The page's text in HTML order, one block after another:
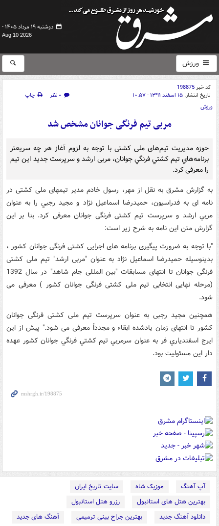
دوشنبه ۱۹ مرداد ۱۴۰۵ -
Aug 10 2026
ورزش
کد خبر198875
تاریخ انتشار: ۱۵ اسفند ۱۳۹۱ - ۱۰:۵۷ ۰ نظر
چاپ
ورزش
مربی تیم فرنگی‌ جوانان مشخص شد
حوزه مدیریت تیم‌های ملی کشتی با توجه به لزوم آغاز هر چه سريعتر
برنامه‌هاي تيم كشتي فرنگي جوانان،‌ مربی ارشد و سرپرست جديد اين تیم
را معرفی كرد.
به گزارش مشرق به نقل از مهر، رسول خادم مدیر تیمهای ملی کشتی در
نامه ای به فدراسیون، حميدرضا اسماعيل نژاد و مجيد رجبي را به عنوان
مربي ارشد و سرپرست تیم کشتی فرنگی جوانان معرفی کرد. بنا بر اين
گزارش متن این نامه به شرح زیر است:
"با توجه به ضرورت پیگیری برنامه های اجرایی کشتی فرنگی جوانان کشور ،
بدینوسیله حمیدرضا اسماعیل نژاد به عنوان "مربی ارشد" تیم ملی کشتی
فرنگی جوانان تا انتهای مسابقات "بین المللی جام شاهد" در سال 1392
(مرحله نهایی انتخابی تیم ملی کشتی فرنگی جوانان کشور ) معرفی می
شود.
همچنین مجید رجبی به عنوان سرپرست تیم ملی کشتی فرنگی جوانان
کشور تا انتهای زمان یادشده ابقاء و مجدداً معرفی می شود." پيش از اين
ايرج اسفندياري فر به عنوان سرمربي تيم كشتي فرنگي جوانان كشور عهده
دار اين مسئوليت بود.
آپ آهنگ موزیک شاه
سایت تاریخ ایران
بهترین هتل های استانبول
رزرو هتل استانبول
دانلود آهنگ جدید
بهترین جراح بینی ترمیمی
آهنگ های جدید